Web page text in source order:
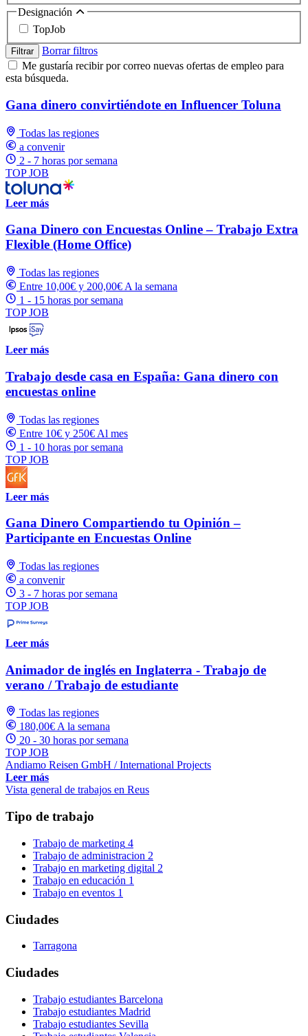
Designación
TopJob
Filtrar
Borrar filtros
Me gustaría recibir por correo nuevas ofertas de empleo para
esta búsqueda.
Gana dinero convirtiéndote en Influencer Toluna
Todas las regiones
a convenir
2 - 7 horas por semana
TOP JOB
Leer más
Gana Dinero con Encuestas Online – Trabajo Extra
Flexible (Home Office)
Todas las regiones
Entre 10,00€ y 200,00€ A la semana
1 - 15 horas por semana
TOP JOB
Leer más
Trabajo desde casa en España: Gana dinero con
encuestas online
Todas las regiones
Entre 10€ y 250€ Al mes
1 - 10 horas por semana
TOP JOB
Leer más
Gana Dinero Compartiendo tu Opinión –
Participante en Encuestas Online
Todas las regiones
a convenir
3 - 7 horas por semana
TOP JOB
Leer más
Animador de inglés en Inglaterra - Trabajo de
verano / Trabajo de estudiante
Todas las regiones
180,00€ A la semana
20 - 30 horas por semana
TOP JOB
Andiamo Reisen GmbH / International Projects
Leer más
Vista general de trabajos en Reus
Tipo de trabajo
Trabajo de marketing 4
Trabajo de administracion 2
Trabajo en marketing digital 2
Trabajo en educación 1
Trabajo en eventos 1
Ciudades
Tarragona
Ciudades
Trabajo estudiantes Barcelona
Trabajo estudiantes Madrid
Trabajo estudiantes Sevilla